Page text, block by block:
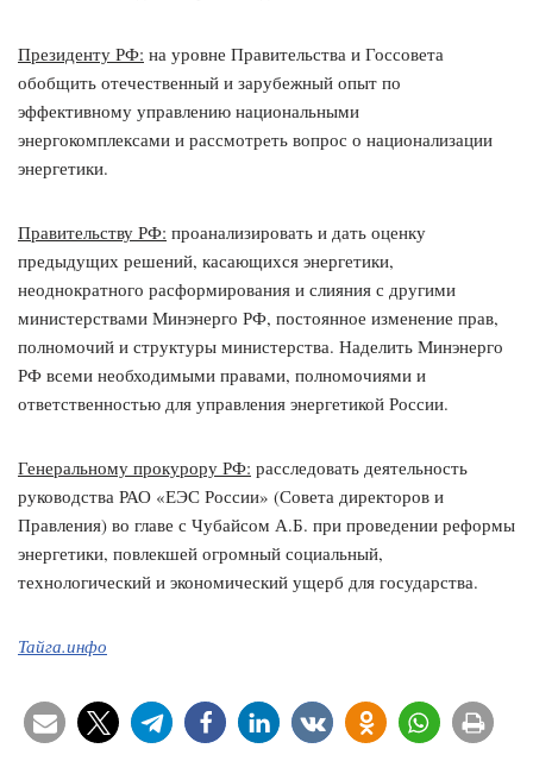
Президенту РФ: на уровне Правительства и Госсовета
обобщить отечественный и зарубежный опыт по
эффективному управлению национальными
энергокомплексами и рассмотреть вопрос о национализации
энергетики.
Правительству РФ: проанализировать и дать оценку
предыдущих решений, касающихся энергетики,
неоднократного расформирования и слияния с другими
министерствами Минэнерго РФ, постоянное изменение прав,
полномочий и структуры министерства. Наделить Минэнерго
РФ всеми необходимыми правами, полномочиями и
ответственностью для управления энергетикой России.
Генеральному прокурору РФ: расследовать деятельность
руководства РАО «ЕЭС России» (Совета директоров и
Правления) во главе с Чубайсом А.Б. при проведении реформы
энергетики, повлекшей огромный социальный,
технологический и экономический ущерб для государства.
Тайга.инфо